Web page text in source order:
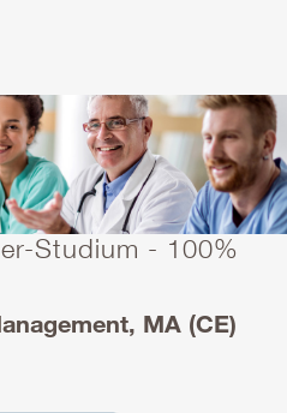
Studium - 100%
MA (CE)